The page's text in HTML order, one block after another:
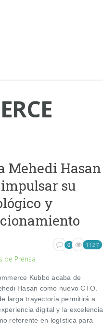
Mehedi Hasan
su
y
de Prensa
0 1127
Kubbo acaba de
Hasan como nuevo CTO.
larga trayectoria permitirá a
digital y la excelencia
referente en logística para